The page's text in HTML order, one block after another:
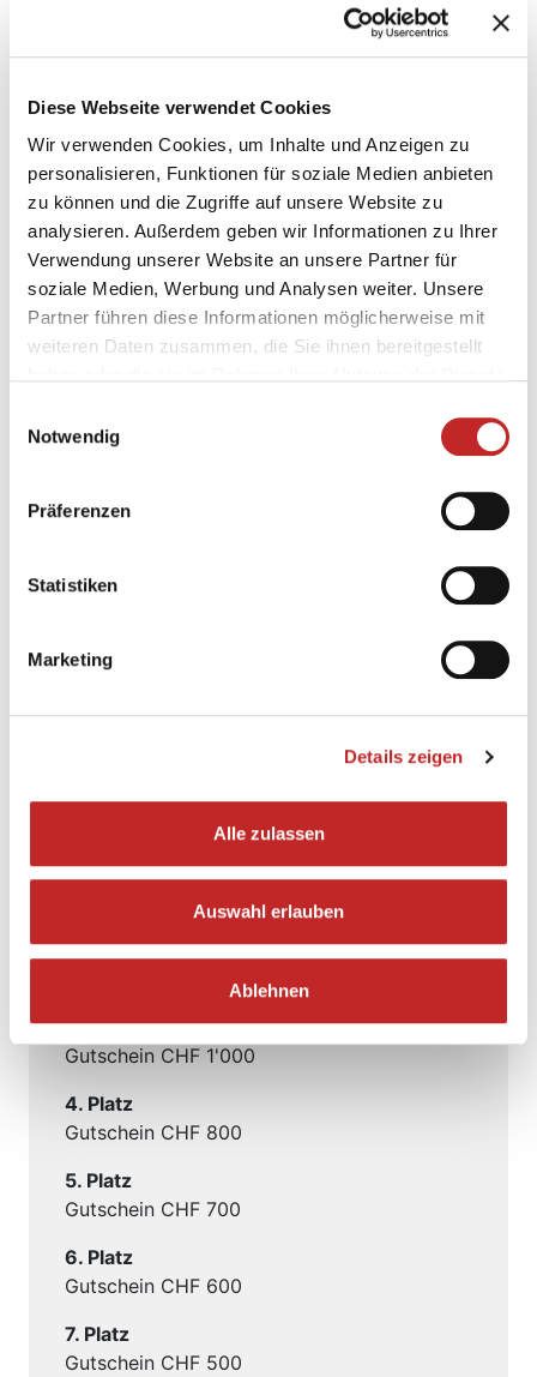
Diese Webseite verwendet Cookies
Wir verwenden Cookies, um Inhalte und Anzeigen zu
personalisieren, Funktionen für soziale Medien anbieten
zu können und die Zugriffe auf unsere Website zu
analysieren. Außerdem geben wir Informationen zu Ihrer
Verwendung unserer Website an unsere Partner für
soziale Medien, Werbung und Analysen weiter. Unsere
Partner führen diese Informationen möglicherweise mit
weiteren Daten zusammen, die Sie ihnen bereitgestellt
Notwendig
Präferenzen
Statistiken
Marketing
Details zeigen
Alle zulassen
Auswahl erlauben
Ablehnen
Preise
über CHF 16'000zu gewinnen.
liechtensteinischen Fahrradhändler deiner
Wahl im Wert von
1. Platz
Gutschein CHF 2'500
2. Platz
Gutschein CHF 2'000
3. Platz
Gutschein CHF 1'000
4. Platz
Gutschein CHF 800
5. Platz
Gutschein CHF 700
6. Platz
Gutschein CHF 600
7. Platz
Gutschein CHF 500